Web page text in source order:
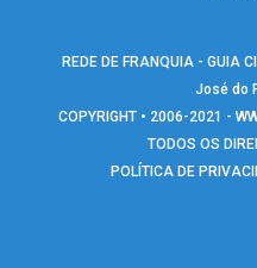
REDE DE FRANQUIA - GUIA
José do
COPYRIGHT • 2006-2021 -
TODOS OS
POLÍTICA DE